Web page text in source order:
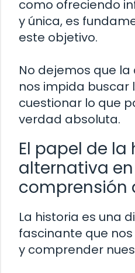
como ofreciendo
y única, es
este objetivo.
No dejemos que
nos impida buscar
cuestionar lo que
verdad absoluta.
El papel de la
alternativa
comprensión
La historia es una
fascinante que
y comprender